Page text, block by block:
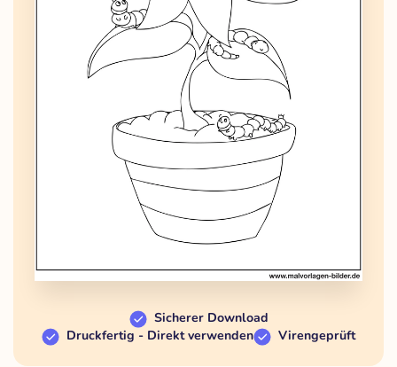
Sicherer Download
Druckfertig - Direkt verwenden
Virengeprüft